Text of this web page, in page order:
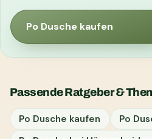
Po Dusche kaufen
Passende Ratgeber &
Po Dusche kaufen
Po